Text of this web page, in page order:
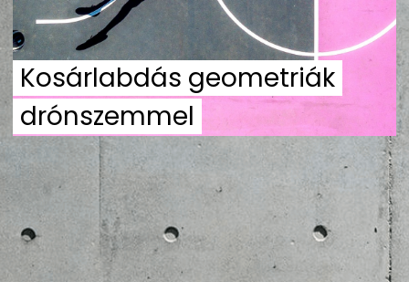
Kosárlabdás geometriák
drónszemmel